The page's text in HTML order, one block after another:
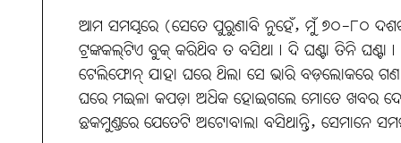
ଆମ ସମୟରେ (ସେତେ ପୁରୁଣାବି ନୁହେଁ, ମୁଁ ୭୦-୮୦
ଟ୍ରଙ୍କକଲ୍‌ଟିଏ ବୁକ୍‌ କରିଥିବ ତ ବସିଥା। ଦି ଘଣ୍ଟା ତିନି
ଟେଲିଫୋନ୍‌ ଯାହା ଘରେ ଥିଲା ସେ ଭାରି ବଡ଼ଲୋକରେ
ଘରେ ମଇଳା କପଡ଼ା ଅଧିକ ହୋଇଗଲେ ମୋତେ ଖବର
ଛକମୁଣ୍ଡରେ ଯେତେଟି ଅଟୋବାଲା ବସିଥାନ୍ତି, ସେମାନେ